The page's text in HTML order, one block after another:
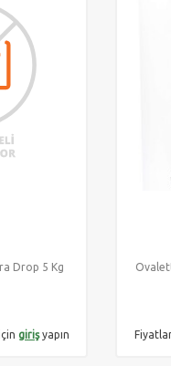
Drop 5 Kg
girişyapın